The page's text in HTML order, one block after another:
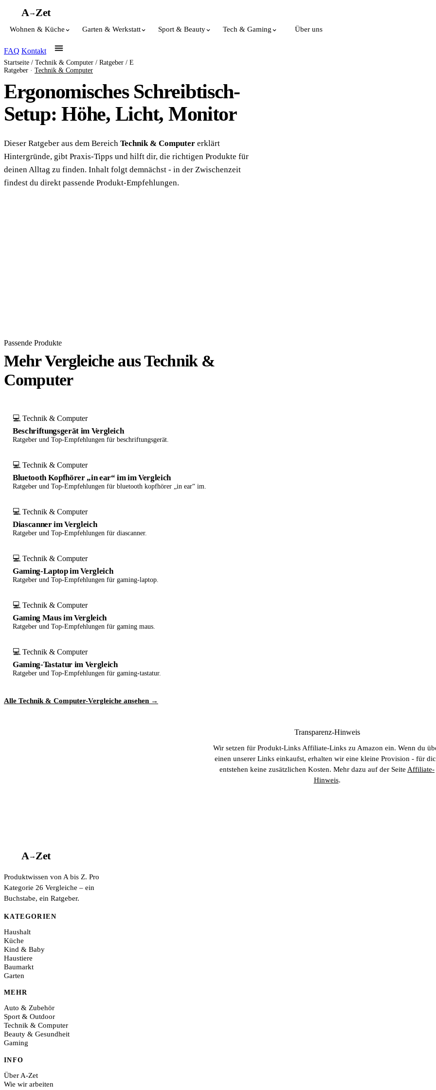
A→Zet
Wohnen & Küche Garten & Werkstatt Sport & Beauty Tech & Gaming Über uns
FAQ Kontakt
Startseite / Technik & Computer / Ratgeber / E
Ratgeber · Technik & Computer
Ergonomisches Schreibtisch-
Setup: Höhe, Licht, Monitor
Dieser Ratgeber aus dem Bereich Technik & Computer erklärt
Hintergründe, gibt Praxis-Tipps und hilft dir, die richtigen Produkte für
deinen Alltag zu finden. Inhalt folgt demnächst - in der Zwischenzeit
findest du direkt passende Produkt-Empfehlungen.
Passende Produkte
Mehr Vergleiche aus Technik &
Computer
💻 Technik & Computer
Beschriftungsgerät im Vergleich
Ratgeber und Top-Empfehlungen für beschriftungsgerät.
💻 Technik & Computer
Bluetooth Kopfhörer „in ear“ im im Vergleich
Ratgeber und Top-Empfehlungen für bluetooth kopfhörer „in ear“ im.
💻 Technik & Computer
Diascanner im Vergleich
Ratgeber und Top-Empfehlungen für diascanner.
💻 Technik & Computer
Gaming-Laptop im Vergleich
Ratgeber und Top-Empfehlungen für gaming-laptop.
💻 Technik & Computer
Gaming Maus im Vergleich
Ratgeber und Top-Empfehlungen für gaming maus.
💻 Technik & Computer
Gaming-Tastatur im Vergleich
Ratgeber und Top-Empfehlungen für gaming-tastatur.
Alle Technik & Computer-Vergleiche ansehen →
Transparenz-Hinweis
Wir setzen für Produkt-Links Affiliate-Links zu Amazon ein. Wenn du
einen unserer Links einkaufst, erhalten wir eine kleine Provision - für
entstehen keine zusätzlichen Kosten. Mehr dazu auf der Seite Affiliate-
Hinweis.
A→Zet
Produktwissen von A bis Z. Pro
Kategorie 26 Vergleiche – ein
Buchstabe, ein Ratgeber.
KATEGORIEN
Haushalt
Küche
Kind & Baby
Haustiere
Baumarkt
Garten
MEHR
Auto & Zubehör
Sport & Outdoor
Technik & Computer
Beauty & Gesundheit
Gaming
INFO
Über A-Zet
Wie wir arbeiten